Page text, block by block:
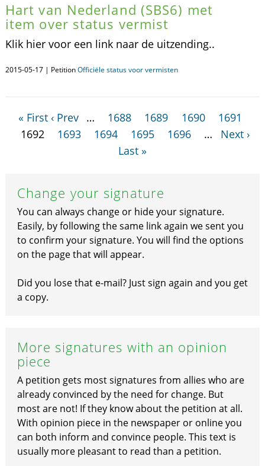
Hart van Nederland (SBS6) met
item over status vermist
Klik hier voor een link naar de uitzending..
2015-05-17 | PetitionOfficiële status voor vermisten
« First ‹ Prev … 1688 1689 1690
1691
1692
1693 1694 1695 1696 …
Next ›
Last »
Change your signature
You can always change or hide your signature.
Easily, by following the same link again we sent you
to confirm your signature. You will find the options
on the page that will appear.
Did you lose that e-mail? Just sign again and you get
a copy.
More signatures with an opinion
piece
A petition gets most signatures from allies who are
already convinced by the need for change. But
most are not! If they know about the petition at all.
With opinion piece in the newspaper or online you
can both inform and convince people. This text is
usually more pleasant to read than a petition.